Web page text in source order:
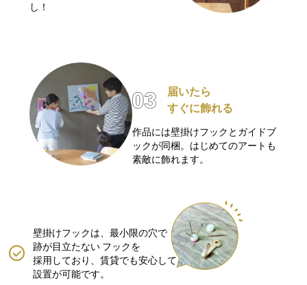
し！
届いたら
すぐに飾れる
作品には壁掛けフックとガイドブ
ックが同梱。はじめてのアートも
素敵に飾れます。
壁掛けフックは、最小限の穴で
跡が目立たない フックを
採用しており、賃貸でも安心して
設置が可能です。